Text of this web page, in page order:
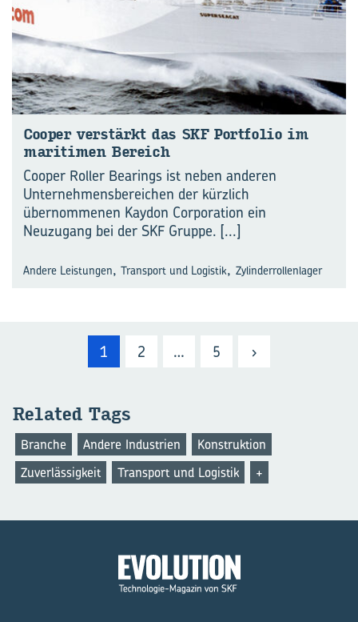
Cooper ver­stärkt das SKF Port­fo­lio im
ma­ri­ti­men Be­reich
Cooper Roller Bearings ist neben anderen
Unternehmensbereichen der kürzlich
übernommenen Kaydon Corporation ein
Neuzugang bei der SKF Gruppe. [...]
Andere Leistungen, Transport und Logistik, Zylinderrollenlager
1 2 … 5 ›
Re­la­ted Tags
+
Branche Andere Industrien
Konstruktion
Zuverlässigkeit
Transport und Logistik